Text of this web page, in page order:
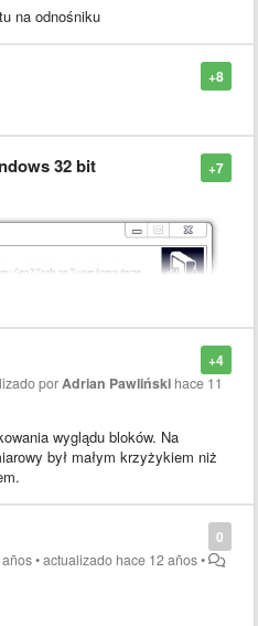
na odnośniku
+8
+7
32 bit
+4
porAdrian Pawliński hace 11
wyglądu bloków. Na
był małym krzyżykiem niż
0
•actualizado hace 12 años•